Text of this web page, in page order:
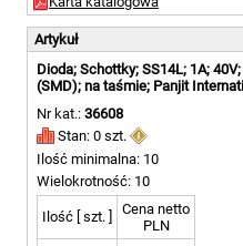
Artykuł
Dioda; Schottky; SS14L; 1A;
(SMD); na taśmie; Panjit
Nr kat.: 36608
Stan: 0 szt.
Ilość minimalna: 10
Wielokrotność: 10
Ilość [ szt. ]
Cena netto
PLN